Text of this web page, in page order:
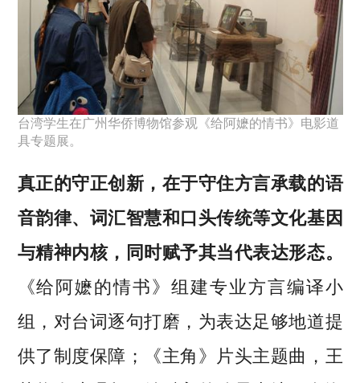
台湾学生在广州华侨博物馆参观《给阿嬷的情书》电影道
具专题展。
真正的守正创新，在于守住方言承载的语
音韵律、词汇智慧和口头传统等文化基因
与精神内核，同时赋予其当代表达形态。
《给阿嬷的情书》组建专业方言编译小
组，对台词逐句打磨，为表达足够地道提
供了制度保障；《主角》片头主题曲，王